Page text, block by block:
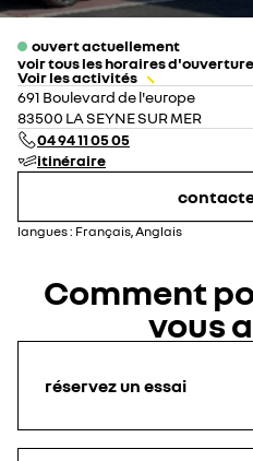
ouvert actuellement
voir tous les horaires d'ouverture
lundi
mardi
mercredi
jeudi
vendredi
Voir les activités
691 Boulevard de l'europe
83500 LA SEYNE SUR MER
04 94 11 05 05
itinéraire
langues : Français, Anglais
Comment
vous
réservez un essai